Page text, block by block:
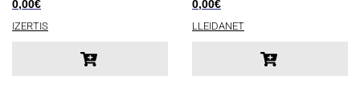
0,00€
IZERTIS
0,00€
LLEIDANET